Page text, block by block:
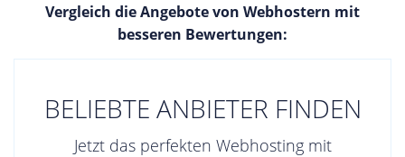
Vergleich die Angebote von Webhostern mit
besseren Bewertungen:
BELIEBTE ANBIETER FINDEN
Jetzt das perfekten Webhosting mit